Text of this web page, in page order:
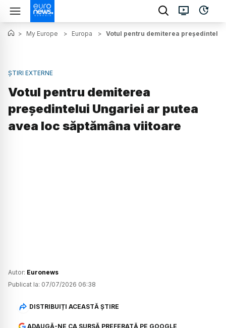
> My Europe > Europa > Votul pentru demiterea
ȘTIRI EXTERNE
Votul pentru demiterea
președintelui Ungariei ar putea
avea loc săptămâna viitoare
Autor: Euronews
Publicat la: 07/07/2026 06:38
DISTRIBUIȚI ACEASTĂ ȘTIRE
ADAUGĂ-NE CA SURSĂ PREFERATĂ PE GOOGLE